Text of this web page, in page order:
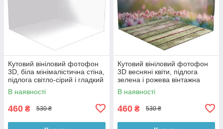
Кутовий вініловий фотофон
3D, біла мінімалістична стіна,
підлога світло-сірий і гладкий
бетон, 50×50 см, №58301
В наявності
460 ₴ 530 ₴
Кутовий вініловий фотофон
3D весняні квіти, підлога
зелена і рожева вінтажна
дошка, 50×50 см, №58615
В наявності
460 ₴ 530 ₴